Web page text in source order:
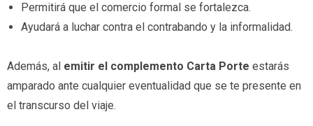
Permitirá que el comercio formal se fortalezca.
Ayudará a luchar contra el contrabando y la informalidad.
Además, al emitir el complemento Carta Porte estarás
amparado ante cualquier eventualidad que se te presente en
el transcurso del viaje.